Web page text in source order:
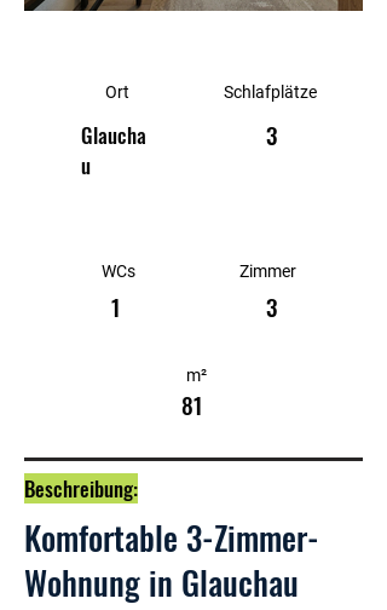
Ort
Glaucha
u
WCs
1
Schlafplätze
3
Zimmer
3
m²
81
Beschreibung:
Komfortable 3-Zimmer-
Wohnung in Glauchau